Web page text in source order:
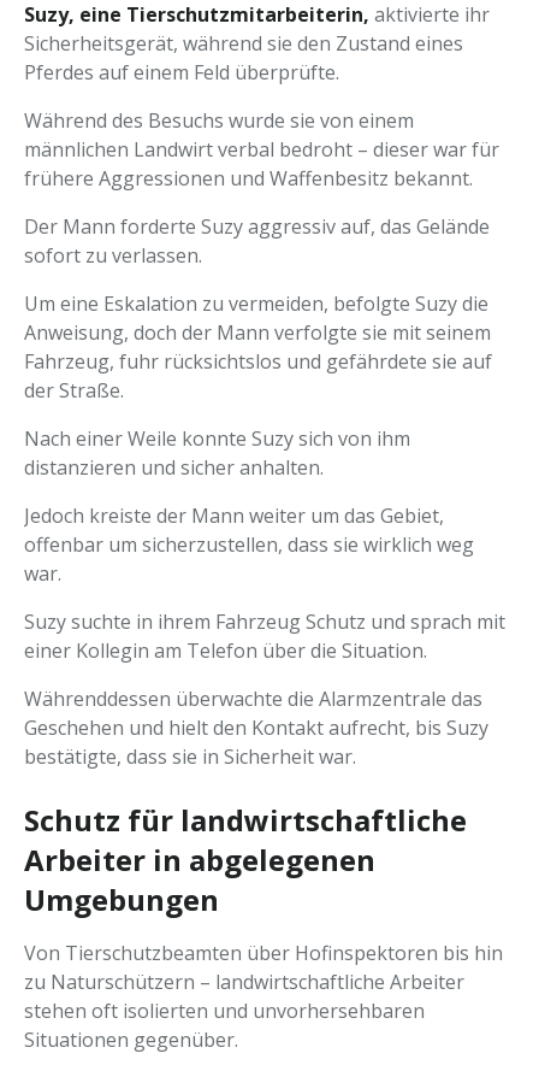
Suzy, eine Tierschutzmitarbeiterin, aktivierte ihr
Sicherheitsgerät, während sie den Zustand eines
Pferdes auf einem Feld überprüfte.
Während des Besuchs wurde sie von einem
männlichen Landwirt verbal bedroht – dieser war für
frühere Aggressionen und Waffenbesitz bekannt.
Der Mann forderte Suzy aggressiv auf, das Gelände
sofort zu verlassen.
Um eine Eskalation zu vermeiden, befolgte Suzy die
Anweisung, doch der Mann verfolgte sie mit seinem
Fahrzeug, fuhr rücksichtslos und gefährdete sie auf
der Straße.
Nach einer Weile konnte Suzy sich von ihm
distanzieren und sicher anhalten.
Jedoch kreiste der Mann weiter um das Gebiet,
offenbar um sicherzustellen, dass sie wirklich weg
war.
Suzy suchte in ihrem Fahrzeug Schutz und sprach mit
einer Kollegin am Telefon über die Situation.
Währenddessen überwachte die Alarmzentrale das
Geschehen und hielt den Kontakt aufrecht, bis Suzy
bestätigte, dass sie in Sicherheit war.
Schutz für landwirtschaftliche
Arbeiter in abgelegenen
Umgebungen
Von Tierschutzbeamten über Hofinspektoren bis hin
zu Naturschützern – landwirtschaftliche Arbeiter
stehen oft isolierten und unvorhersehbaren
Situationen gegenüber.